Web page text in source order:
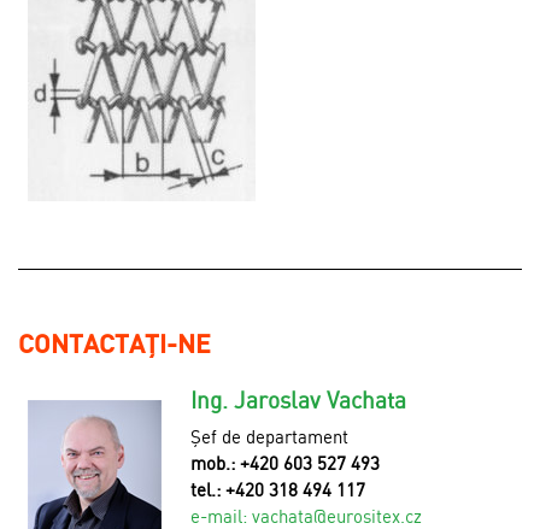
CONTACTAȚI-NE
Ing. Jaroslav Vachata
Șef de departament
mob.: +420 603 527 493
tel.: +420 318 494 117
e-mail: vachata@eurositex.cz